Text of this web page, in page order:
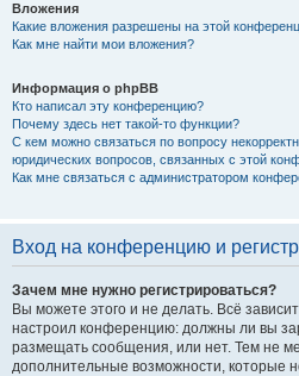
Вложения
Какие вложения разрешены на этой
Как мне найти мои вложения?
Информация о phpBB
Кто написал эту конференцию?
Почему здесь нет такой-то функции?
С кем можно связаться по вопросу
юридических вопросов, связанных с этой
Как мне связаться с администратором
Вход на конференцию и
Зачем мне нужно регистрироваться?
Вы можете этого и не делать. Всё
настроил конференцию: должны ли вы
размещать сообщения, или нет. Тем не
дополнительные возможности, которые